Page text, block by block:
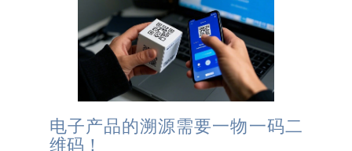
电子产品的溯源需要一物一码二
维码！